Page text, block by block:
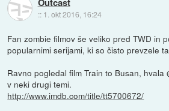
:: 1. okt 2016, 16:24
Fan zombie filmov še veliko pred TWD in
popularnimi serijami, ki so čisto prevzele
Ravno pogledal film Train to Busan, hvala
v neki drugi temi.
http://www.imdb.com/title/tt5700672/